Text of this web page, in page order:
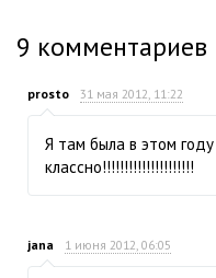
9 комментариев
prosto 31 мая 2012, 11:22
Я там была в этом
классно!!!!!!!!!!!!!!!!!!!!!
jana 1 июня 2012, 06:05